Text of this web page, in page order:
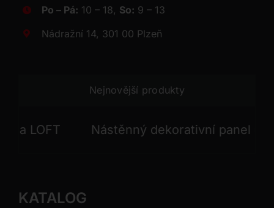
Po – Pá: 10 – 18, So: 9 – 13
Nádražní 14, 301 00 Plzeň
Nejnovější produkty
LOFT Nástěnný dekorativní panel GONG
KATALOG